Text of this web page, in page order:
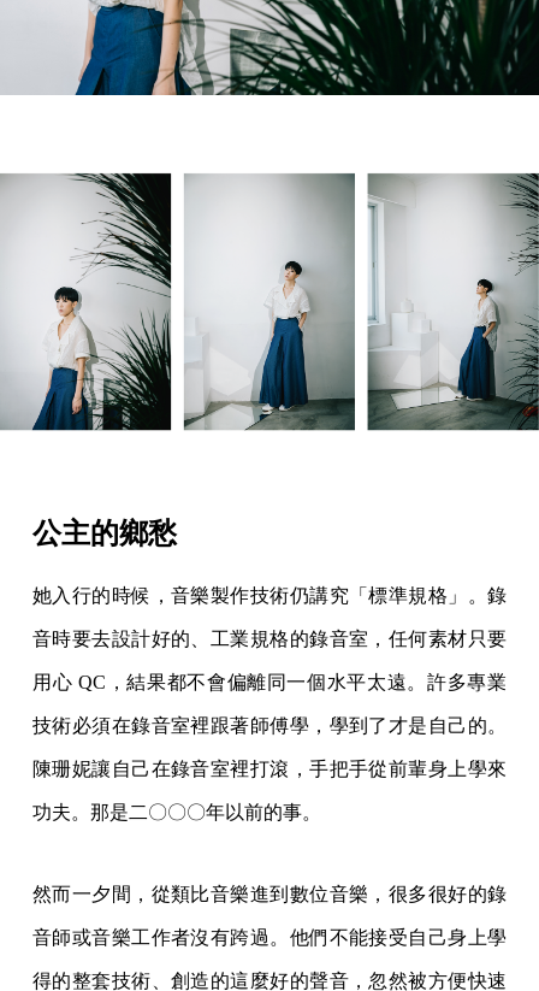
公主的鄉愁
她入行的時候，音樂製作技術仍講究「標準規格」。錄
音時要去設計好的、工業規格的錄音室，任何素材只要
用心 QC，結果都不會偏離同一個水平太遠。許多專業
技術必須在錄音室裡跟著師傅學，學到了才是自己的。
陳珊妮讓自己在錄音室裡打滾，手把手從前輩身上學來
功夫。那是二〇〇〇年以前的事。
然而一夕間，從類比音樂進到數位音樂，很多很好的錄
音師或音樂工作者沒有跨過。他們不能接受自己身上學
得的整套技術、創造的這麼好的聲音，忽然被方便快速